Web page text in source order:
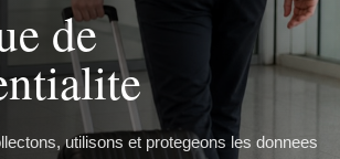
de
utilisons et protegeons les donnees